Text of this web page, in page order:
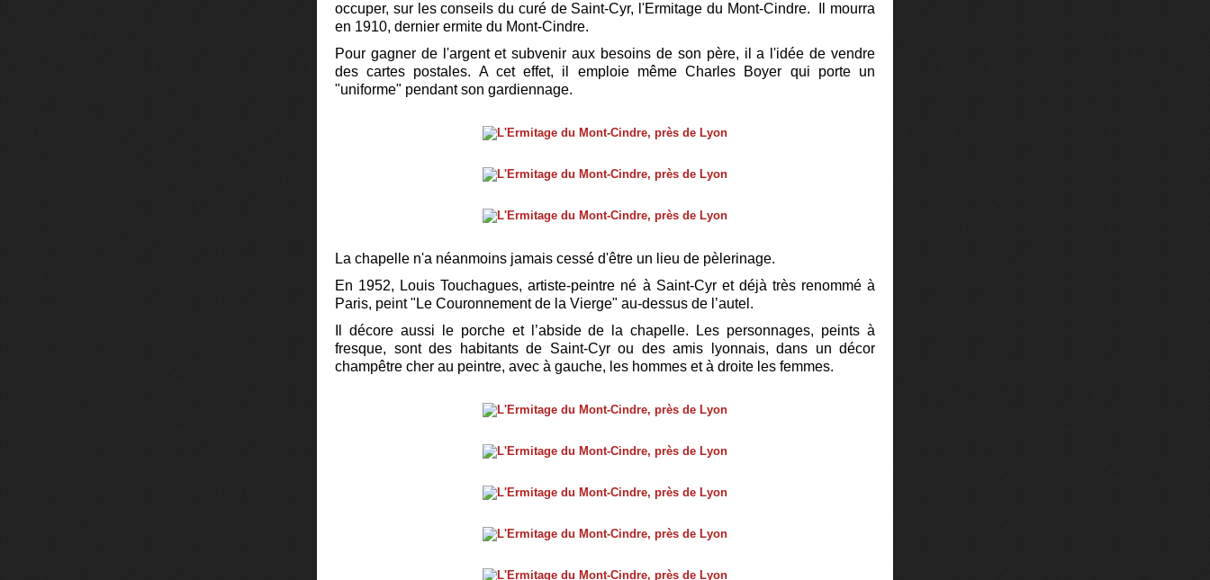
occuper, sur les conseils du curé de Saint-Cyr, l'Ermitage du Mont-Cindre. Il mourra
en 1910, dernier ermite du Mont-Cindre.
Pour gagner de l'argent et subvenir aux besoins de son père, il a l'idée de vendre
des cartes postales. A cet effet, il emploie même Charles Boyer qui porte un
"uniforme" pendant son gardiennage.
La chapelle n'a néanmoins jamais cessé d'être un lieu de pèlerinage.
En 1952, Louis Touchagues, artiste-peintre né à Saint-Cyr et déjà très renommé à
Paris, peint "Le Couronnement de la Vierge" au-dessus de l’autel.
Il décore aussi le porche et l’abside de la chapelle. Les personnages, peints à
fresque, sont des habitants de Saint-Cyr ou des amis lyonnais, dans un décor
champêtre cher au peintre, avec à gauche, les hommes et à droite les femmes.